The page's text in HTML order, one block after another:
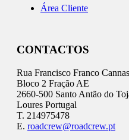
Área Cliente
CONTACTOS
Rua Francisco Franco
Bloco 2 Fração AE
2660-500 Santo Antão do
Loures Portugal
T. 214975478
E. roadcrew@roadcrew.pt